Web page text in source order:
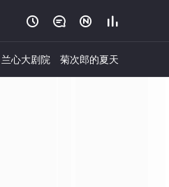
   
兰心大剧院 菊次郎的夏天